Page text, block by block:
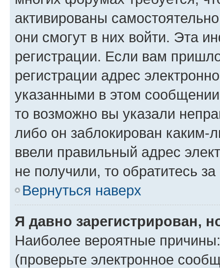
активированы
они смогут в них войти. Эта
регистрации. Если вам
регистрации адрес
указанными в этом
то возможно вы указали
либо он заблокирован
ввели правильный адрес
не получили, то обратитесь
Вернуться наверх
Я давно зарегистрирован,
Наиболее вероятные
(проверьте электронное